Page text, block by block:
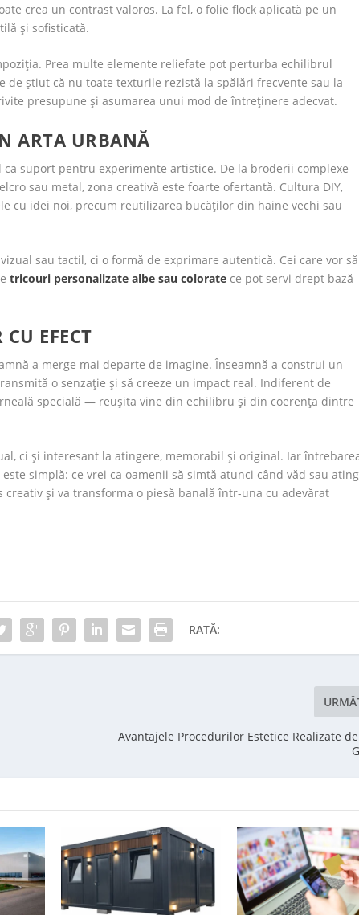
crea un contrast valoros. La fel, o folie flock aplicată pe un
și sofisticată.
Prea multe elemente reliefate pot perturba echilibrul
de știut că nu toate texturile rezistă la spălări frecvente sau la
presupune și asumarea unui mod de întreținere adecvat.
ARTA URBANĂ
suport pentru experimente artistice. De la broderii complexe
sau metal, zona creativă este foarte ofertantă. Cultura DIY,
cu idei noi, precum reutilizarea bucăților din haine vechi sau
sau tactil, ci o formă de exprimare autentică. Cei care vor să
tricouri personalizate albe sau colorate ce pot servi drept bază
EFECT
a merge mai departe de imagine. Înseamnă a construi un
o senzație și să creeze un impact real. Indiferent de
specială — reușita vine din echilibru și din coerența dintre
ci și interesant la atingere, memorabil și original. Iar
simplă: ce vrei ca oamenii să simtă atunci când văd sau ating
și va transforma o piesă banală într-una cu adevărat
RATĂ:
Avantajele Procedurilor Estetice Realizate